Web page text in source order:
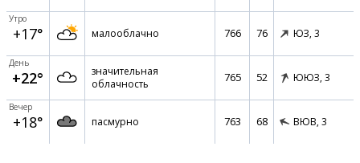
Утро
+17° малооблачно 766 76 ЮЗ, 3
День
+22°
значительная
облачность
765 52 ЮЮЗ, 3
Вечер
+18° пасмурно 763 68 ВЮВ, 3